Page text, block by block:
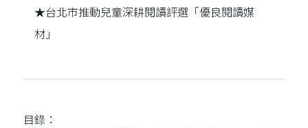
★台北市推動兒童深耕閱讀評選「優良閱讀媒
材」
目錄：